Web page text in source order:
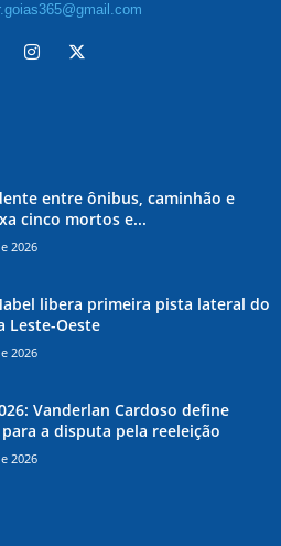
entre ônibus, caminhão e
cinco mortos e...
2026
libera primeira pista lateral do
Leste-Oeste
2026
Vanderlan Cardoso define
a disputa pela reeleição
2026